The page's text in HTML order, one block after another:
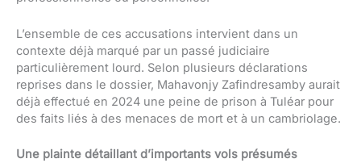
L’ensemble de ces accusations intervient dans un
contexte déjà marqué par un passé judiciaire
particulièrement lourd. Selon plusieurs déclarations
reprises dans le dossier, Mahavonjy Zafindresamby aurait
déjà effectué en 2024 une peine de prison à Tuléar pour
des faits liés à des menaces de mort et à un cambriolage.
Une plainte détaillant d’importants vols présumés